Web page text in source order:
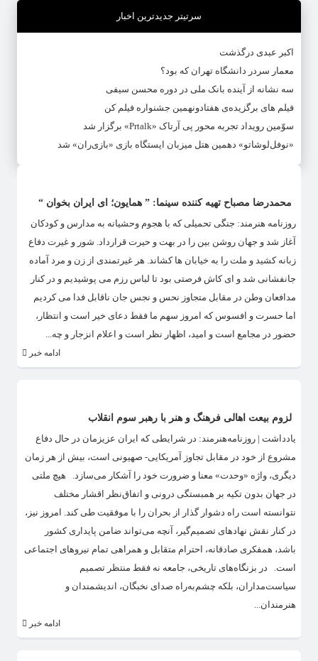
سرتیتر جدیدترین اخبار
اکبر عبدی درگذشت
معمار سردر دانشگاه تهران که بود؟
سه نشانه از آینده بانک ملی در دوره محسن سیفی
فیلم های برگزیده‌ی هفتادونهمین جشنواره فیلم کن
سوّمین رویداد تجربه محور پی آرتاک «Prtalk» برگزار شد
«نوفل‌لوشاتو» دهمین هتل میزبان ایستگاه بازی «بازی‌ران» شد
محمدرضا مصباح تهیه کننده سینما: ” همایون؛ ای ایران بخوان “
روزنامه هنرمند: جنگی تحمیلی که با هجوم وحشیانه به مدارس و کودکان
آغاز شد و جهان روشن بین را در بهت و حیرت قرارداد. شور و غیرت دفاع
زبانه کشید و ملت را به خیابان ها کشاند. هر غیرتمندی از زن و مرد آماده
جانفشانی شد و ای کاش فرصتی بود تا لباس رزم می پوشیدیم و در کنار
مدافعان وطن در مقابل متجاوز نحس و نجس جان ناقابل فدا می کردیم
اما حسرت و افسوس که امروز سهم ما فقط دعای خیر است و انتظار،
حضور در مجامع است و امید، اظهار نظر است و اعلام انزجار و چه...
ادامه خبر
لزوم بیعت اهالی فرهنگ و هنر با رهبر سوم انقلاب
یادداشت | روزنامه‌هنرمند: در شرایطی که ایران عزیزمان در حال دفاع
مشروع از خود در مقابل تجاوز آمریکایی- صهیونی است، بیش از هر زمان
دیگری، واژه «وحدت» معنا و ضرورت خود را آشکار می‌سازد. هیچ ملتی
در جهان بدون تکیه بر همبستگی درونی و اتفاق‌نظر اقشار مختلف
نتوانسته است راه دشوار گذار از بحران را با موفقیت طی کند. امروز نیز،
در کنار نقش نهادهای تصمیم‌گیر، آنچه می‌تواند ضامن پایداری کشور
باشد، همفکری صادقانه، احترام متقابل و همراهی تمام نیروهای اجتماعی
است. در بزنگاه‌های تاریخی، جامعه نه فقط منتظر تصمیم
سیاست‌مداران، بلکه چشم‌به‌راه صدای نخبگان، اندیشمندان و
هنرمندان...
ادامه خبر